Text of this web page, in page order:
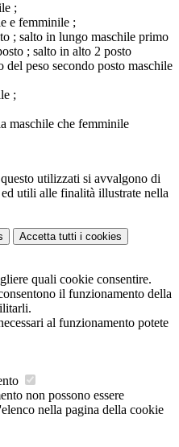
;
e femminile ;
; salto in lungo maschile primo
; salto in alto 2 posto
peso secondo posto maschile
;
maschile che femminile
utilizzati si avvalgono di
utili alle finalità illustrate nella
Accetta tutti i cookies
quali cookie consentire.
il funzionamento della
al funzionamento potete
non possono essere
nella pagina della cookie